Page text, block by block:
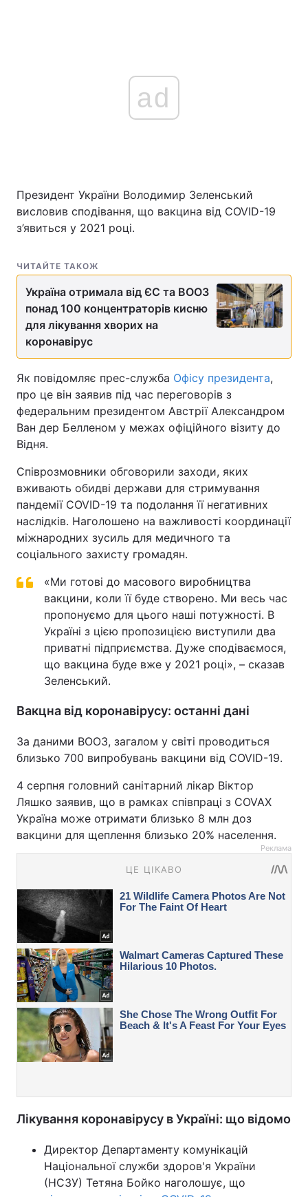
ad
Президент України Володимир Зеленський
висловив сподівання, що вакцина від COVID-19
з’явиться у 2021 році.
ЧИТАЙТЕ ТАКОЖ
Україна отримала від ЄС та ВООЗ
понад 100 концентраторів кисню
для лікування хворих на
коронавірус
Як повідомляє прес-служба Офісу президента,
про це він заявив під час переговорів з
федеральним президентом Австрії Александром
Ван дер Белленом у межах офіційного візиту до
Відня.
Співрозмовники обговорили заходи, яких
вживають обидві держави для стримування
пандемії COVID-19 та подолання її негативних
наслідків. Наголошено на важливості координації
міжнародних зусиль для медичного та
соціального захисту громадян.
«Ми готові до масового виробництва
вакцини, коли її буде створено. Ми весь час
пропонуємо для цього наші потужності. В
Україні з цією пропозицією виступили два
приватні підприємства. Дуже сподіваємося,
що вакцина буде вже у 2021 році», – сказав
Зеленський.
Вакцна від коронавірусу: останні дані
За даними ВООЗ, загалом у світі проводиться
близько 700 випробувань вакцини від COVID-19.
4 серпня головний санітарний лікар Віктор
Ляшко заявив, що в рамках співпраці з COVAX
Україна може отримати близько 8 млн доз
вакцини для щеплення близько 20% населення.
Реклама
Лікування коронавірусу в Україні: що відомо
Директор Департаменту комунікацій
Національної служби здоров'я України
(НСЗУ) Тетяна Бойко наголошує, що